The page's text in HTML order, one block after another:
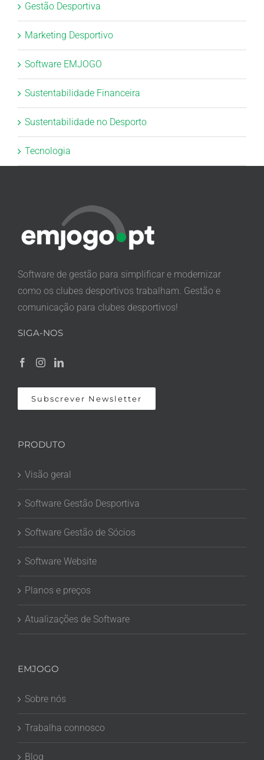
Gestão Desportiva
Marketing Desportivo
Software EMJOGO
Sustentabilidade Financeira
Sustentabilidade no Desporto
Tecnologia
Software de gestão para simplificar e modernizar
como os clubes desportivos trabalham. Gestão e
comunicação para clubes desportivos!
SIGA-NOS
Subscrever Newsletter
PRODUTO
Visão geral
Software Gestão Desportiva
Software Gestão de Sócios
Software Website
Planos e preços
Atualizações de Software
EMJOGO
Sobre nós
Trabalha connosco
Blog